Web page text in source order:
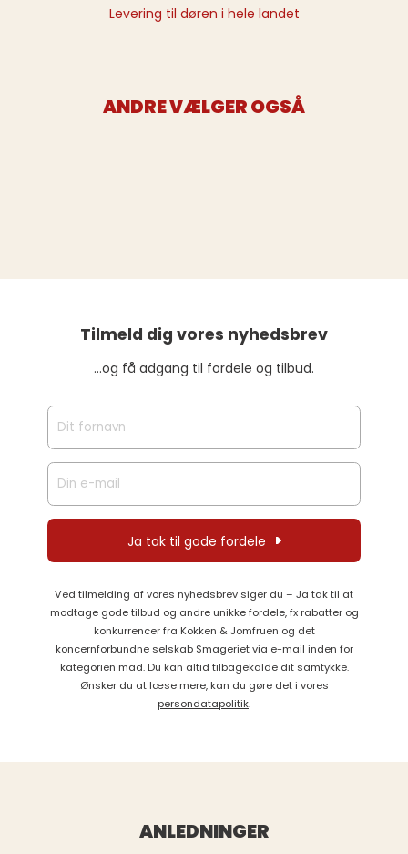
Levering til døren i hele landet
ANDRE VÆLGER OGSÅ
Tilmeld dig vores nyhedsbrev
…og få adgang til fordele og tilbud.
Ja tak til gode fordele
Ved tilmelding af vores nyhedsbrev siger du – Ja tak til at
modtage gode tilbud og andre unikke fordele, fx rabatter og
konkurrencer fra Kokken & Jomfruen og det
koncernforbundne selskab Smageriet via e-mail inden for
kategorien mad. Du kan altid tilbagekalde dit samtykke.
Ønsker du at læse mere, kan du gøre det i vores
persondatapolitik.
ANLEDNINGER